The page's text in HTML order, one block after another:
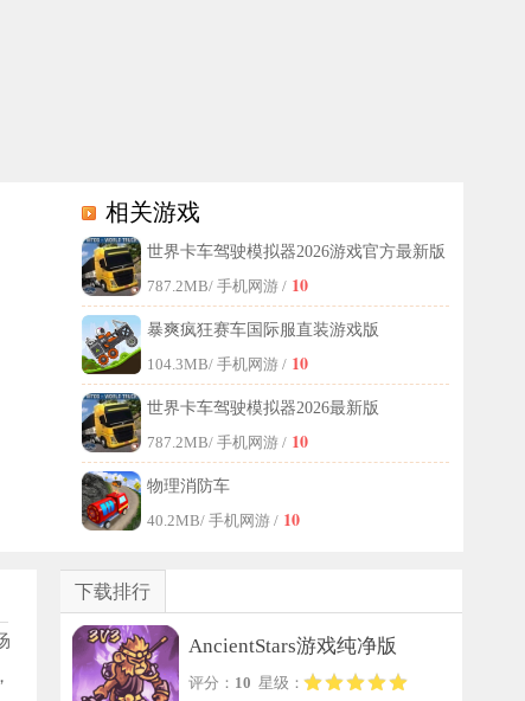
游玩，真实的物理碰撞展示，快来试试吧！
相关游戏
世界卡车驾驶模拟器2026游戏官方最新版
787.2MB/ 手机网游 / 10
暴爽疯狂赛车国际服直装游戏版
104.3MB/ 手机网游 / 10
世界卡车驾驶模拟器2026最新版
787.2MB/ 手机网游 / 10
物理消防车
40.2MB/ 手机网游 / 10
下载排行
AncientStars游戏纯净版
评分： 10 星级：